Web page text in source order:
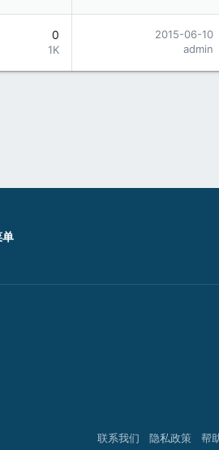
0
1K
2015-06-10
admin
单
联系我们 隐私政策 帮